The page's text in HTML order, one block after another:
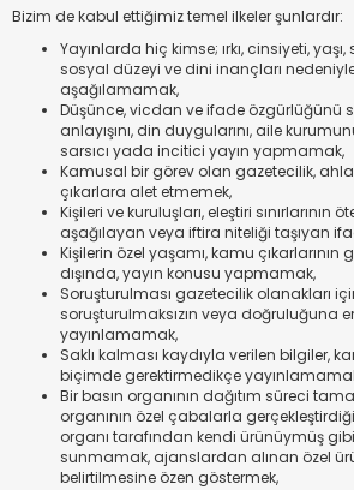
Bizim de kabul ettiğimiz temel ilkeler şunlardır:
Yayınlarda hiç kimse; ırkı, cinsiyeti, yaşı,
sosyal düzeyi ve dini inançları
aşağılamamak,
Düşünce, vicdan ve ifade özgürlüğünü
anlayışını, din duygularını, aile
sarsıcı yada incitici yayın yapmamak,
Kamusal bir görev olan gazetecilik,
çıkarlara alet etmemek,
Kişileri ve kuruluşları, eleştiri sınırlarının
aşağılayan veya iftira niteliği taşıyan
Kişilerin özel yaşamı, kamu
dışında, yayın konusu yapmamak,
Soruşturulması gazetecilik olanakları
soruşturulmaksızın veya doğruluğuna
yayınlamamak,
Saklı kalması kaydıyla verilen bilgiler,
biçimde gerektirmedikçe
Bir basın organının dağıtım süreci
organının özel çabalarla
organı tarafından kendi ürünüymüş
sunmamak, ajanslardan alınan özel
belirtilmesine özen göstermek,